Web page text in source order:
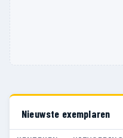
Nieuwste exemplaren